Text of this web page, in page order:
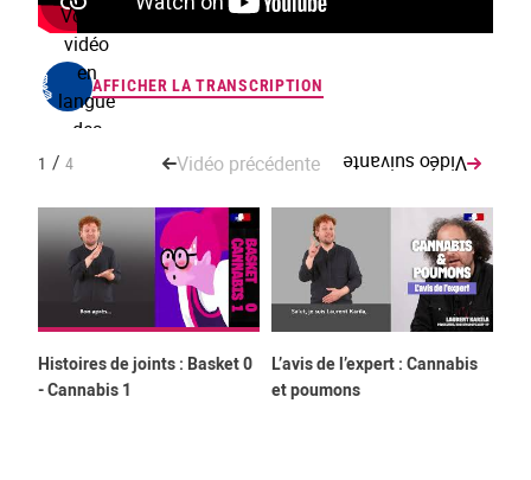
1 / 4 Vidéo précédente Vidéo suivante
Histoires de joints : Basket 0
- Cannabis 1
L’avis de l’expert : Cannabis
et poumons
Voir la
vidéo
en
langue
des
signes
AFFICHER LA TRANSCRIPTION